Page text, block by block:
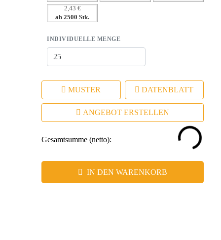
– Hohe Wiedererkennung durch ansprechendes Design und
2,43 €
ab 2500 Stk.
INDIVIDUELLE MENGE
MUSTER DATENBLATT
ANGEBOT ERSTELLEN
Gesamtsumme (netto):
IN DEN WARENKORB